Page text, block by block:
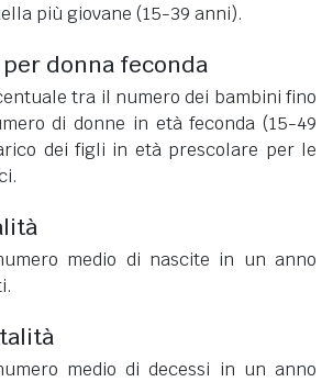
più giovane (15-39 anni).
donna feconda
tra il numero dei bambini fino
di donne in età feconda (15-49
dei figli in età prescolare per le
medio di nascite in un anno
medio di decessi in un anno